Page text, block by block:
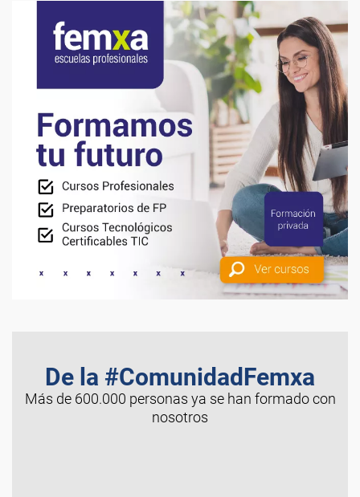
De la #ComunidadFemxa
Más de 600.000 personas ya se han formado con
nosotros